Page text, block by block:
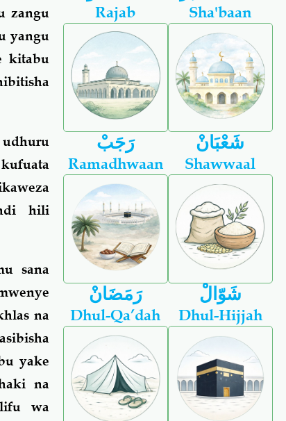
zangu
yangu
kitabu
hili
sana
na
yake
na
wa
Rajab
رَجَبْ
Sha'baan
شَعْبَانْ
Ramadhwaan
رَمَضَانْ
Shawwaal
شَوّالْ
Dhul-Qa’dah Dhul-Hijjah